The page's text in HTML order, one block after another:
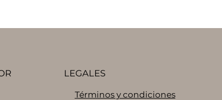
LEGALES
Términos y condiciones